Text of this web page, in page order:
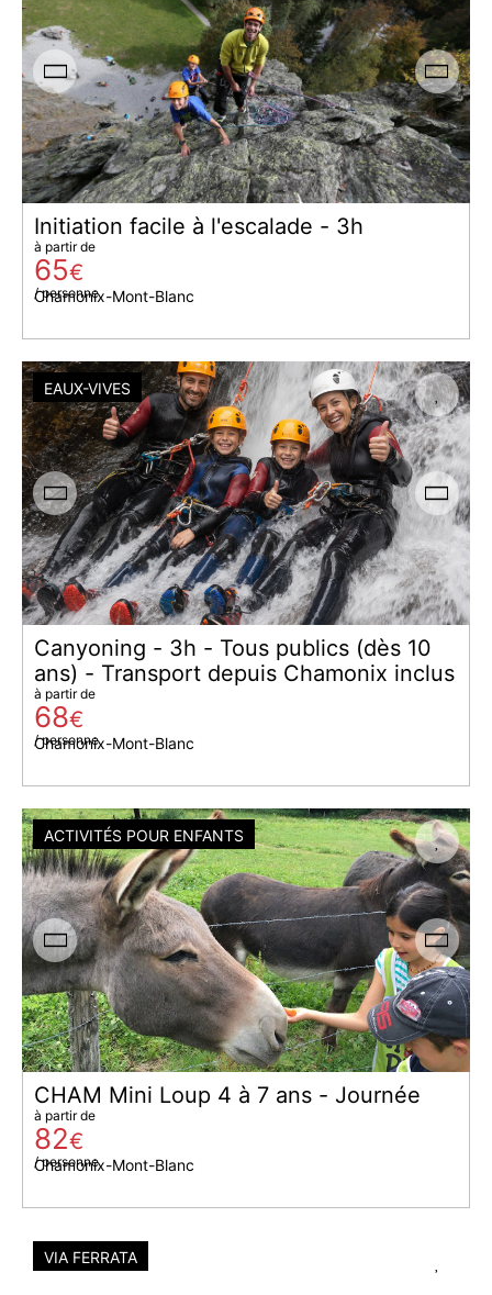
Initiation facile à l'escalade - 3h
Chamonix-Mont-Blanc
à partir de
65€
/ personne
EAUX-VIVES
Canyoning - 3h - Tous publics (dès 10
ans) - Transport depuis Chamonix inclus
Chamonix-Mont-Blanc
à partir de
68€
/ personne
ACTIVITÉS POUR ENFANTS
CHAM Mini Loup 4 à 7 ans - Journée
Chamonix-Mont-Blanc
à partir de
82€
/ personne
VIA FERRATA